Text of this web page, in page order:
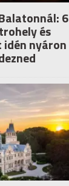
6
és
nyáron